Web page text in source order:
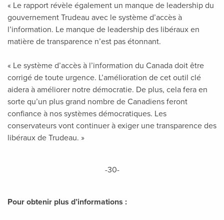
« Le rapport révèle également un manque de leadership du
gouvernement Trudeau avec le système d’accès à
l’information. Le manque de leadership des libéraux en
matière de transparence n’est pas étonnant.
« Le système d’accès à l’information du Canada doit être
corrigé de toute urgence. L’amélioration de cet outil clé
aidera à améliorer notre démocratie. De plus, cela fera en
sorte qu’un plus grand nombre de Canadiens feront
confiance à nos systèmes démocratiques. Les
conservateurs vont continuer à exiger une transparence des
libéraux de Trudeau. »
-30-
Pour obtenir plus d’informations :